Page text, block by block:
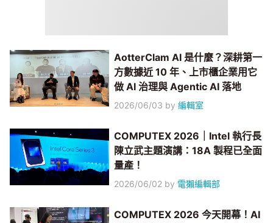
AotterClam AI 是什麼？深耕第一
方數據近 10 年、上市櫃企業用它
做 AI 治理與 Agentic AI 落地
2026/06/03 by編輯室
COMPUTEX 2026｜Intel 執行長
陳立武主題演講：18A 製程已全面
量產！
2026/06/02 by 電獺編輯部
COMPUTEX 2026 今天開幕！AI